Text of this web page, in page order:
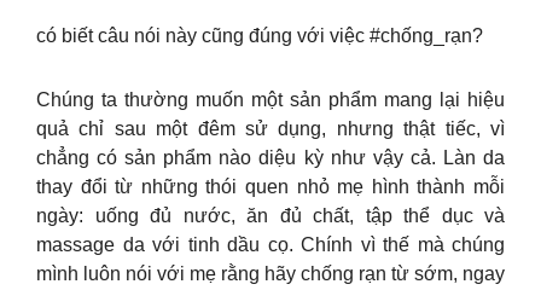
có biết câu nói này cũng đúng với việc #chống_rạn?
Chúng ta thường muốn một sản phẩm mang lại hiệu
quả chỉ sau một đêm sử dụng, nhưng thật tiếc, vì
chẳng có sản phẩm nào diệu kỳ như vậy cả. Làn da
thay đổi từ những thói quen nhỏ mẹ hình thành mỗi
ngày: uống đủ nước, ăn đủ chất, tập thể dục và
massage da với tinh dầu cọ. Chính vì thế mà chúng
mình luôn nói với mẹ rằng hãy chống rạn từ sớm, ngay